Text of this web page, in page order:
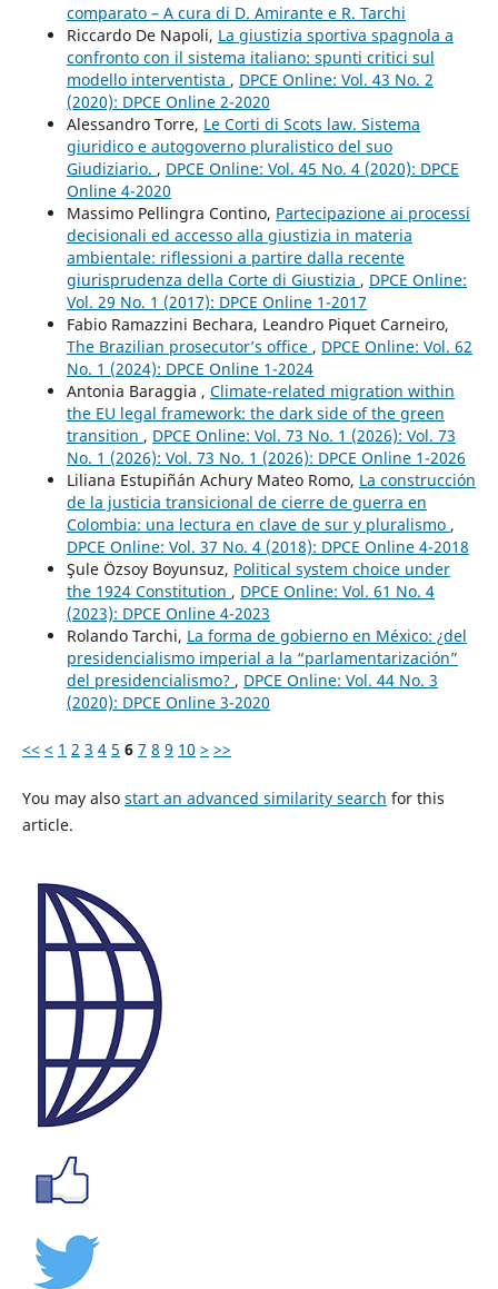
comparato – A cura di D. Amirante e R. Tarchi
Riccardo De Napoli, La giustizia sportiva spagnola a
confronto con il sistema italiano: spunti critici sul
modello interventista , DPCE Online: Vol. 43 No. 2
(2020): DPCE Online 2-2020
Alessandro Torre, Le Corti di Scots law. Sistema
giuridico e autogoverno pluralistico del suo
Giudiziario. , DPCE Online: Vol. 45 No. 4 (2020): DPCE
Online 4-2020
Massimo Pellingra Contino, Partecipazione ai processi
decisionali ed accesso alla giustizia in materia
ambientale: riflessioni a partire dalla recente
giurisprudenza della Corte di Giustizia , DPCE Online:
Vol. 29 No. 1 (2017): DPCE Online 1-2017
Fabio Ramazzini Bechara, Leandro Piquet Carneiro,
The Brazilian prosecutor’s office , DPCE Online: Vol. 62
No. 1 (2024): DPCE Online 1-2024
Antonia Baraggia , Climate-related migration within
the EU legal framework: the dark side of the green
transition , DPCE Online: Vol. 73 No. 1 (2026): Vol. 73
No. 1 (2026): Vol. 73 No. 1 (2026): DPCE Online 1-2026
Liliana Estupiñán Achury Mateo Romo, La construcción
de la justicia transicional de cierre de guerra en
Colombia: una lectura en clave de sur y pluralismo ,
DPCE Online: Vol. 37 No. 4 (2018): DPCE Online 4-2018
Şule Özsoy Boyunsuz, Political system choice under
the 1924 Constitution , DPCE Online: Vol. 61 No. 4
(2023): DPCE Online 4-2023
Rolando Tarchi, La forma de gobierno en México: ¿del
presidencialismo imperial a la “parlamentarización”
del presidencialismo? , DPCE Online: Vol. 44 No. 3
(2020): DPCE Online 3-2020
<< < 1 2 3 4 5 6 7 8 9 10 > >>
You may also start an advanced similarity search for this
article.